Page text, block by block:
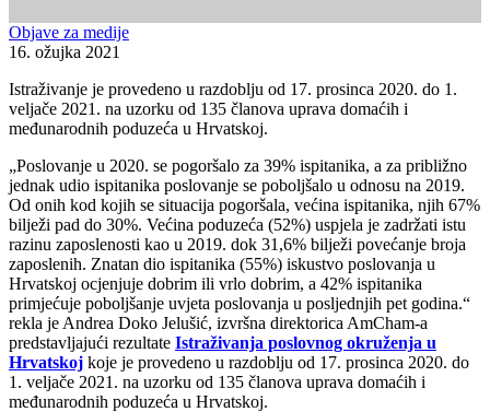
Objave za medije
16. ožujka 2021
Istraživanje je provedeno u razdoblju od 17. prosinca 2020. do 1.
veljače 2021. na uzorku od 135 članova uprava domaćih i
međunarodnih poduzeća u Hrvatskoj.
„Poslovanje u 2020. se pogoršalo za 39% ispitanika, a za približno
jednak udio ispitanika poslovanje se poboljšalo u odnosu na 2019.
Od onih kod kojih se situacija pogoršala, većina ispitanika, njih 67%
bilježi pad do 30%. Većina poduzeća (52%) uspjela je zadržati istu
razinu zaposlenosti kao u 2019. dok 31,6% bilježi povećanje broja
zaposlenih. Znatan dio ispitanika (55%) iskustvo poslovanja u
Hrvatskoj ocjenjuje dobrim ili vrlo dobrim, a 42% ispitanika
primjećuje poboljšanje uvjeta poslovanja u posljednjih pet godina.“
rekla je Andrea Doko Jelušić, izvršna direktorica AmCham-a
predstavljajući rezultate Istraživanja poslovnog okruženja u
Hrvatskoj koje je provedeno u razdoblju od 17. prosinca 2020. do
1. veljače 2021. na uzorku od 135 članova uprava domaćih i
međunarodnih poduzeća u Hrvatskoj.